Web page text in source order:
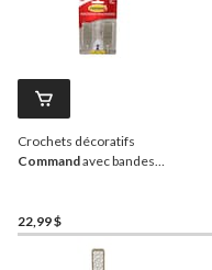
Crochets décoratifs
Commandavec bandes
22,99 $